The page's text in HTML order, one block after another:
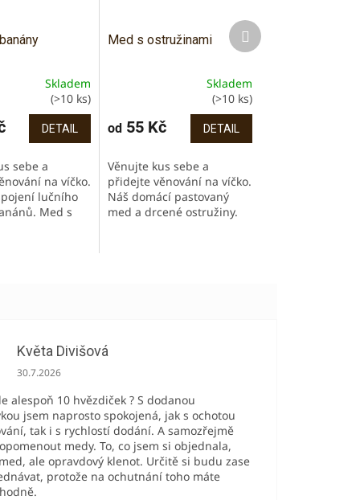
Skladem
(>10 ks)
DETAIL
sebe a
na víčko.
lučního
Med s
Med s ostružinami
produktu
z
5
hvězdiček.
Skladem
(>10 ks)
od 55 Kč DETAIL
Věnujte kus sebe a
přidejte věnování na víčko.
Náš domácí pastovaný
med a drcené ostružiny.
Další
produkt
Květa Divišová
Hodnocení obchodu je 5 z 5 hvězdiček.
30.7.2026
alespoň 10 hvězdiček ? S dodanou
jsem naprosto spokojená, jak s ochotou
tak i s rychlostí dodání. A samozřejmě
medy. To, co jsem si objednala,
ale opravdový klenot. Určitě si budu zase
protože na ochutnání toho máte